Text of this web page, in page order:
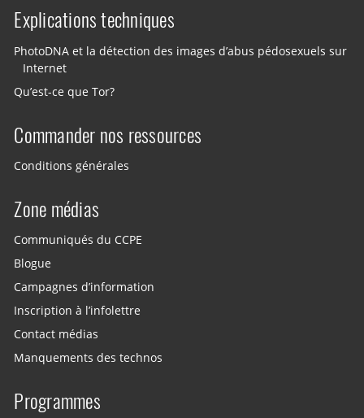
Explications techniques
PhotoDNA et la détection des images d’abus pédosexuels sur
Internet
Qu’est-ce que Tor?
Commander nos ressources
Conditions générales
Zone médias
Communiqués du CCPE
Blogue
Campagnes d’information
Inscription à l’infolettre
Contact médias
Manquements des technos
Programmes